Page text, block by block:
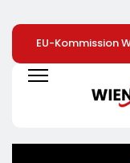
EU-Kommission
Zur „Zentrale Der
Tierindustrie“ /